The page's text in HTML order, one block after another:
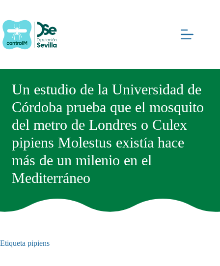
contenido
Un estudio de la Universidad de
Córdoba prueba que el mosquito
del metro de Londres o Culex
pipiens Molestus existía hace
más de un milenio en el
Mediterráneo
Etiqueta pipiens